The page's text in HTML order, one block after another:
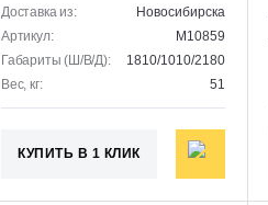
Доставка из:
Новосибирска
Артикул:
M10859
Габариты (Ш/В/Д):
1810/1010/2180
Вес, кг:
51
КУПИТЬ В 1 КЛИК